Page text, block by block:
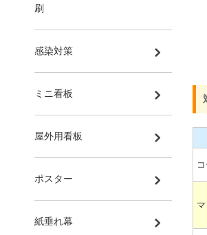
刷
感染対策
ミニ看板
屋外用看板
ポスター
紙垂れ幕